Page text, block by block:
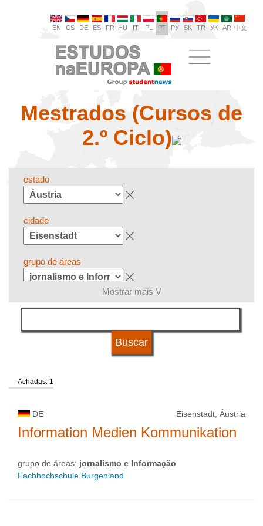
EN CS DE ES FR HU IT PL PT РУ SK TR УК AR 中文
Mestrados (Cursos de
2.º Ciclo)
estado
cidade
grupo de áreas
língua
tipo de universidade
status de universidade
Mostrar mais V
Achadas: 1
DE Eisenstadt, Áustria
Information Medien Kommunikation
grupo de áreas: jornalismo e Informação
Fachhochschule Burgenland